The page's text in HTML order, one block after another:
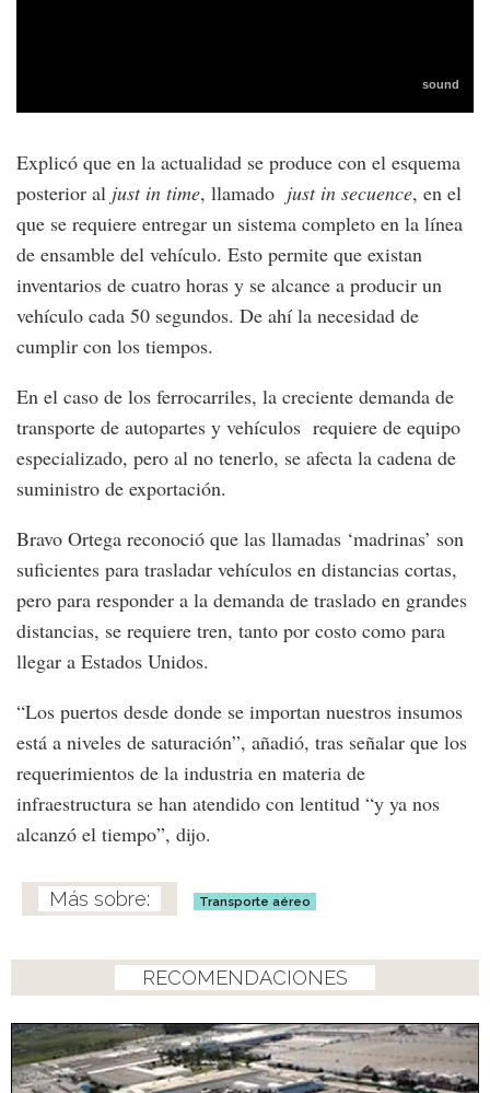
Explicó que en la actualidad se produce con el esquema
posterior al just in time, llamado just in secuence, en el
que se requiere entregar un sistema completo en la línea
de ensamble del vehículo. Esto permite que existan
inventarios de cuatro horas y se alcance a producir un
vehículo cada 50 segundos. De ahí la necesidad de
cumplir con los tiempos.
En el caso de los ferrocarriles, la creciente demanda de
transporte de autopartes y vehículos requiere de equipo
especializado, pero al no tenerlo, se afecta la cadena de
suministro de exportación.
Bravo Ortega reconoció que las llamadas ‘madrinas’ son
suficientes para trasladar vehículos en distancias cortas,
pero para responder a la demanda de traslado en grandes
distancias, se requiere tren, tanto por costo como para
llegar a Estados Unidos.
“Los puertos desde donde se importan nuestros insumos
está a niveles de saturación”, añadió, tras señalar que los
requerimientos de la industria en materia de
infraestructura se han atendido con lentitud “y ya nos
alcanzó el tiempo”, dijo.
Transporte aéreo
RECOMENDACIONES